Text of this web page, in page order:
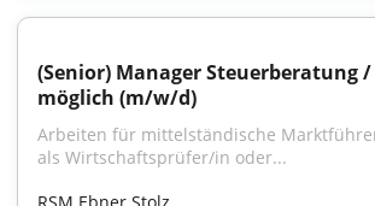
(Senior) Manager Steuerberatung /
möglich (m/w/d)
Arbeiten für mittelständische
als Wirtschaftsprüfer/in oder...